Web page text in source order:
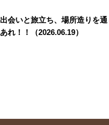
出会いと旅立ち、場所造りを
あれ！！（2026.06.19）